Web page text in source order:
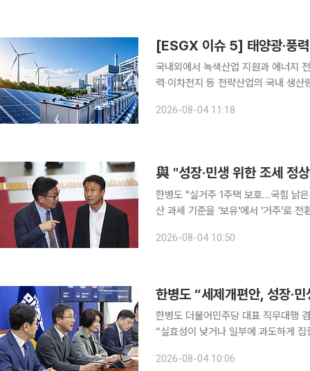
국내외에서 녹색산업 지원과 에너지
력·이차전지 등 전략산업의 국내 생
속가능펀드로 자금이 다시 유입됐다.
2026-08-04 11:18
與 "성장·민생 위한 조세 정
한병도 "실거주 1주택 보호…국힘 낡은
산 과세 기준을 '보유'에서 '거주'로
2026-08-04 10:50
한병도 “세제개편안, 성장·
한병도 더불어민주당 대표 직무대행
“실효성이 낮거나 일부에 과도하게
투자를 적극 지원하고 서민과 청년,
2026-08-04 10:06